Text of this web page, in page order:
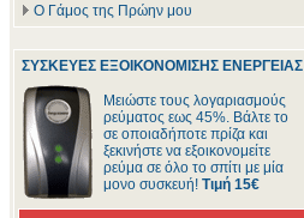
Ο Γάμος της Πρώην μου
ΣΥΣΚΕΥΕΣ ΕΞΟΙΚΟΝΟΜΙΣΗΣ ΕΝΕΡΓΕΙΑΣ
Μειώστε τους λογαριασμούς
ρεύματος εως 45%. Βάλτε το
σε οποιαδήποτε πρίζα και
ξεκινήστε να εξοικονομείτε
ρεύμα σε όλο το σπίτι με μία
μονο συσκευή! Τιμή 15€